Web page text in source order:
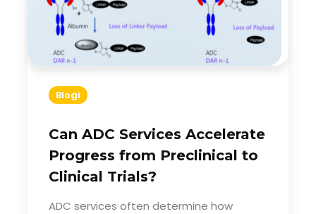
Blogi
Can ADC Services Accelerate
Progress from Preclinical to
Clinical Trials?
ADC services often determine how